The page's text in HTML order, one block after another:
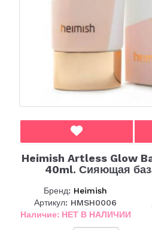
Heimish Artless Glow
40ml. Сияющая
Бренд: Heimish
Артикул: HMSH0006
Наличие: НЕТ В НАЛИЧИИ